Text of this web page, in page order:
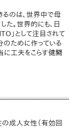
るのは、世界中で母
た。世界的にも、日
」として注目されて
のために作っている
に工夫をこらす健闘
の成人女性（有効回